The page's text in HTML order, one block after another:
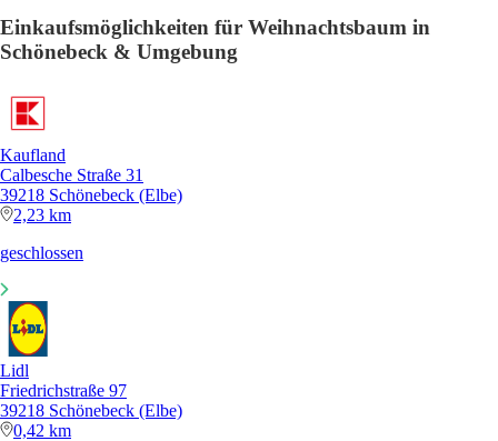
Einkaufsmöglichkeiten für Weihnachtsbaum in
Schönebeck & Umgebung
Kaufland
Calbesche Straße 31
39218 Schönebeck (Elbe)
2,23 km
geschlossen
Lidl
Friedrichstraße 97
39218 Schönebeck (Elbe)
0,42 km